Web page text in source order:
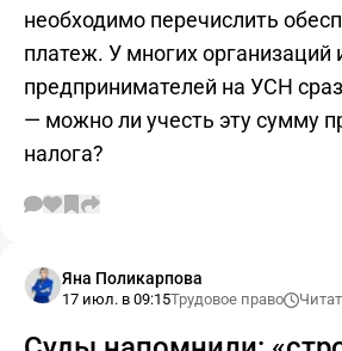
необходимо перечислить
платеж. У многих организаций
предпринимателей на УСН
— можно ли учесть эту сумму
налога?
Яна Поликарпова
17 июл. в 09:15Трудовое право